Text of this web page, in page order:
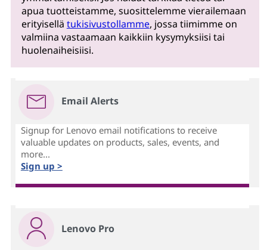
apua tuotteistamme, suosittelemme vierailemaan
erityisellä tukisivustollamme, jossa tiimimme on
valmiina vastaamaan kaikkiin kysymyksiisi tai
huolenaiheisiisi.
Email Alerts
Signup for Lenovo email notifications to receive
valuable updates on products, sales, events, and
more...
Sign up >
Lenovo Pro